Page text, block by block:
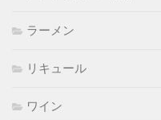
ラーメン
リキュール
ワイン